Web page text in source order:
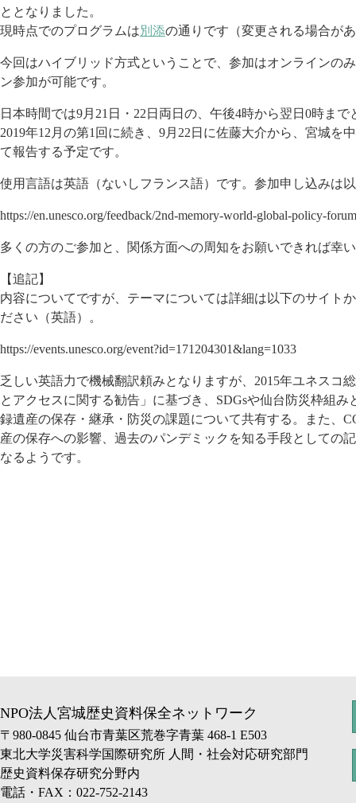
ととなりました。
現時点でのプログラムは別添の通りです（変更される場合が
今回はハイブリッド方式ということで、参加はオンラインの
ン参加が可能です。
日本時間では9月21日・22日両日の、午後4時から翌日0時ま
2019年12月の第1回に続き、9月22日に佐藤大介から、宮城を
て報告する予定です。
使用言語は英語（ないしフランス語）です。参加申し込みは
https://en.unesco.org/feedback/2nd-memory-world-global-policy-forum
多くの方のご参加と、関係方面への周知をお願いできれば幸
【追記】
内容についてですが、テーマについては詳細は以下のサイトか
ださい（英語）。
https://events.unesco.org/event?id=171204301&lang=1033
乏しい英語力で機械翻訳頼みとなりますが、2015年ユネスコ
とアクセスに関する勧告」に基づき、SDGsや仙台防災枠組
録遺産の保存・継承・防災の課題について共有する。また、
産の保存への影響、過去のパンデミックを知る手段としての
なるようです。
NPO法人宮城歴史資料保全ネットワーク
〒980-0845 仙台市青葉区荒巻字青葉 468-1 E503
東北大学災害科学国際研究所 人間・社会対応研究部門
歴史資料保存研究分野内
電話・FAX：022-752-2143